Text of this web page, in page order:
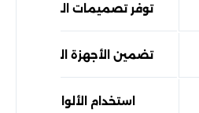
توفر تصميمات المطابخ
تضمين الأجهزة المنزلية
استخدام الألوان